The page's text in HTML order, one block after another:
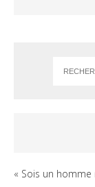
« Sois un